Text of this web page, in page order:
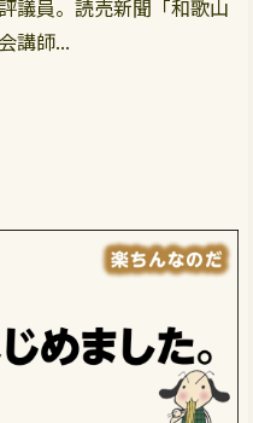
議員。読売新聞「和歌山
講師...